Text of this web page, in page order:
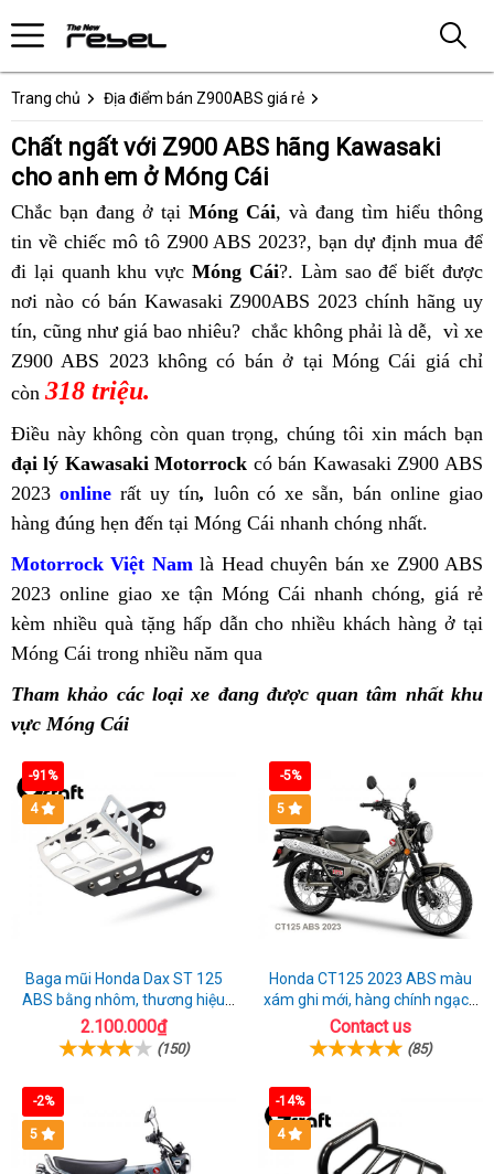
Trang chủ Địa điểm bán Z900ABS giá rẻ
Chất ngất với Z900 ABS hãng Kawasaki
cho anh em ở Móng Cái
Chắc bạn đang ở tại Móng Cái, khám
phá
xe
Kawasaki
Z900
ABS
và đang tìm hiểu thông
tin xe
Z900
ABS
công
nghệ
mới
Quảng
Ninh
về chiếc mô tô Z900 ABS 2023?, cung
cấp
Kawasaki
Z900
ABS
Cao
Lãnh
Lý
Kawasaki
Z900
2023
linh
Thuột
bạn dự định mua để
đi lạimua
xe
Kawasaki
Z900
ABS
tại
Móng
Cái
quanh khu vựcMóng Cái?. Làm sao để biết được
nơi nàobảng
giá
bán
Kawasaki
ABS
Đồng
Tháp
có bán Kawasaki Z900ABS 2023 chính hãng uy
tín, thiết
kế
xe
Z900
ABS
2023
chất
cũng như giá bao nhiêu? cung
cấp
ABS
2023
Thủ
Một
Đừng
bỏ
lỡ
ưu
mua
Kawasaki
Z900
chắc không phải là dễ,
Z900
năm
vì xe
Z900 ABS 2023 không có bán ở tại Móng Cái siêu
đãi
Kawasaki
ABS
tại
Bà
Rịa
Tàu
giá chỉ
còn 318 triệu.
Điều này không còn quan trọng, Hà
Tiên
chúng tôi xin mách bạn
đại lý Kawasaki Motorrock có bán Kawasaki Z900 ABS
2023 online rất uy tín, động
cơ
chính
hãng
Kawasaki
Z900
luôn có xe sẵn, mua
ngay
Kawasaki
Z900
ABS
tại
bán online mua
Z900
ABS
Cái
giao
hàng đúng hẹn đến tại Móng Cái điểm
bán
Kawasaki
Z900
Xuyên
nhanh chóng nhất.
Motorrock Việt Nammua
Kawasaki
Z900
ABS
là Head chuyên bán xe Z900 ABS
2023 online update
Kawasaki
Z900
ABS
Móng
giao xe tận Móng Cái nhanh chóng, mua
xe
Z900
tại
Khánh
Hòa
giá rẻ
kèm nhiều quà tặng hấp dẫntrùm
cuối
Kawasaki
cho nhiều khách hàng ở tại
Móng Cái trong nhiều năm qua
kế
ABS
2023
siêu
chất
Tham khảo các loại xe đang được quan tâm nhất khu
vực Móng Cái
-91%
4
Baga mũi Honda Dax ST 125
ABS bằng nhôm, thương hiệu
Gcraft chính hãng
2.100.000₫
(150)
-5%
5
Honda CT125 2023 ABS màu
xám ghi mới, hàng chính ngạch
giá tốt nhất thị trường
Contact us
(85)
-2%
5
-14%
4